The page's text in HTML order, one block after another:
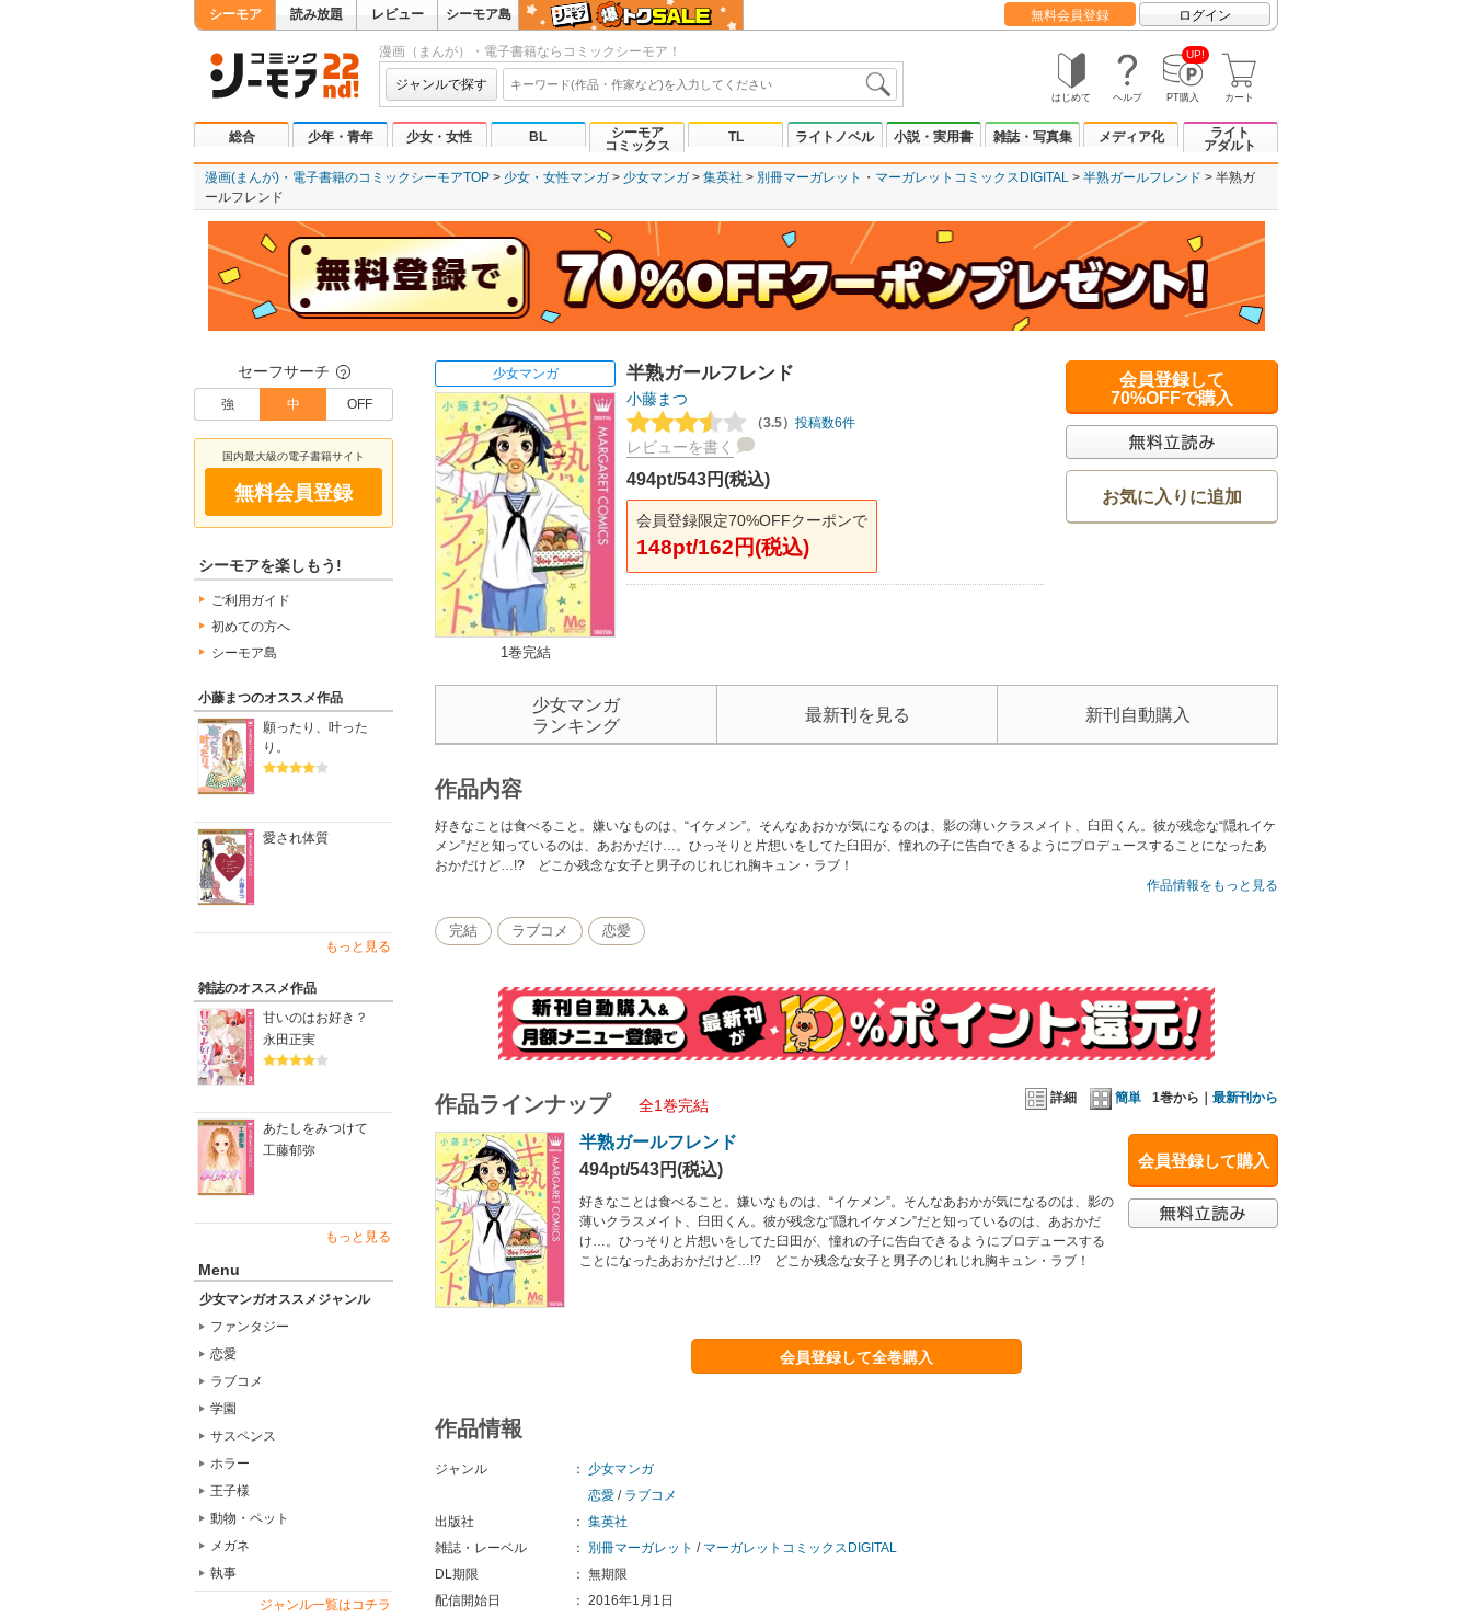
シーモア 読み放題 レビュー シーモア島 無料会員登録 ログイン
漫画（まんが）・電子書籍ならコミックシーモア！
ジャンルで探す
はじめて ヘルプ
UP!
PT購入 カート
総合 少年・青年 少女・女性 BL
シーモア
コミックス
TL ライトノベル 小説・実用書 雑誌・写真集 メディア化
ライト
アダルト
漫画(まんが)・電子書籍のコミックシーモアTOP 少女・女性マンガ 少女マンガ 集英社 別冊マーガレット マーガレットコミックスDIGITAL 半熟ガールフレンド
半熟ガ
ールフレンド
セーフサーチ ？
強 中 OFF
国内最大級の電子書籍サイト
無料会員登録
シーモアを楽しもう!
ご利用ガイド
初めての方へ
シーモア島
小藤まつのオススメ作品
願ったり、叶った
り。
愛され体質
もっと見る
雑誌のオススメ作品
甘いのはお好き？
永田正実
あたしをみつけて
工藤郁弥
もっと見る
Menu
少女マンガオススメジャンル
ファンタジー
恋愛
ラブコメ
学園
サスペンス
ホラー
王子様
動物・ペット
メガネ
執事
ジャンル一覧はコチラ
少女マンガ
1巻完結
半熟ガールフレンド
小藤まつ
（3.5） 投稿数6件
レビューを書く
494pt/543円(税込)
会員登録限定70%OFFクーポンで
148pt/162円(税込)
会員登録して
70%OFFで購入
お気に入りに追加
少女マンガ
ランキング
最新刊を見る 新刊自動購入
作品内容
好きなことは食べること。嫌いなものは、“イケメン”。そんなあおかが気になるのは、影の薄いクラスメイト、臼田くん。彼が残念な“隠れイケ
メン”だと知っているのは、あおかだけ…。ひっそりと片想いをしてた臼田が、憧れの子に告白できるようにプロデュースすることになったあ
おかだけど…!? どこか残念な女子と男子のじれじれ胸キュン・ラブ！
作品情報をもっと見る
完結 ラブコメ 恋愛
詳細 簡単 1巻から｜ 最新刊から
作品ラインナップ 全1巻完結
会員登録して購入
半熟ガールフレンド
494pt/543円(税込)
好きなことは食べること。嫌いなものは、“イケメン”。そんなあおかが気になるのは、影の
薄いクラスメイト、臼田くん。彼が残念な“隠れイケメン”だと知っているのは、あおかだ
け…。ひっそりと片想いをしてた臼田が、憧れの子に告白できるようにプロデュースする
ことになったあおかだけど…!? どこか残念な女子と男子のじれじれ胸キュン・ラブ！
会員登録して全巻購入
作品情報
ジャンル ：
少女マンガ
恋愛 / ラブコメ
出版社
： 集英社
雑誌・レーベル
： 別冊マーガレット / マーガレットコミックスDIGITAL
DL期限
： 無期限
配信開始日
： 2016年1月1日